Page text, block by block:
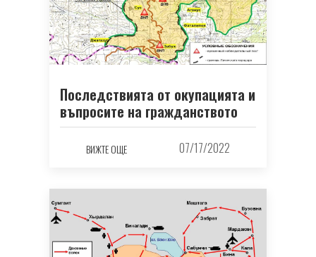
Последствията от окупацията и
въпросите на гражданството
ВИЖТЕ ОЩЕ 07/17/2022